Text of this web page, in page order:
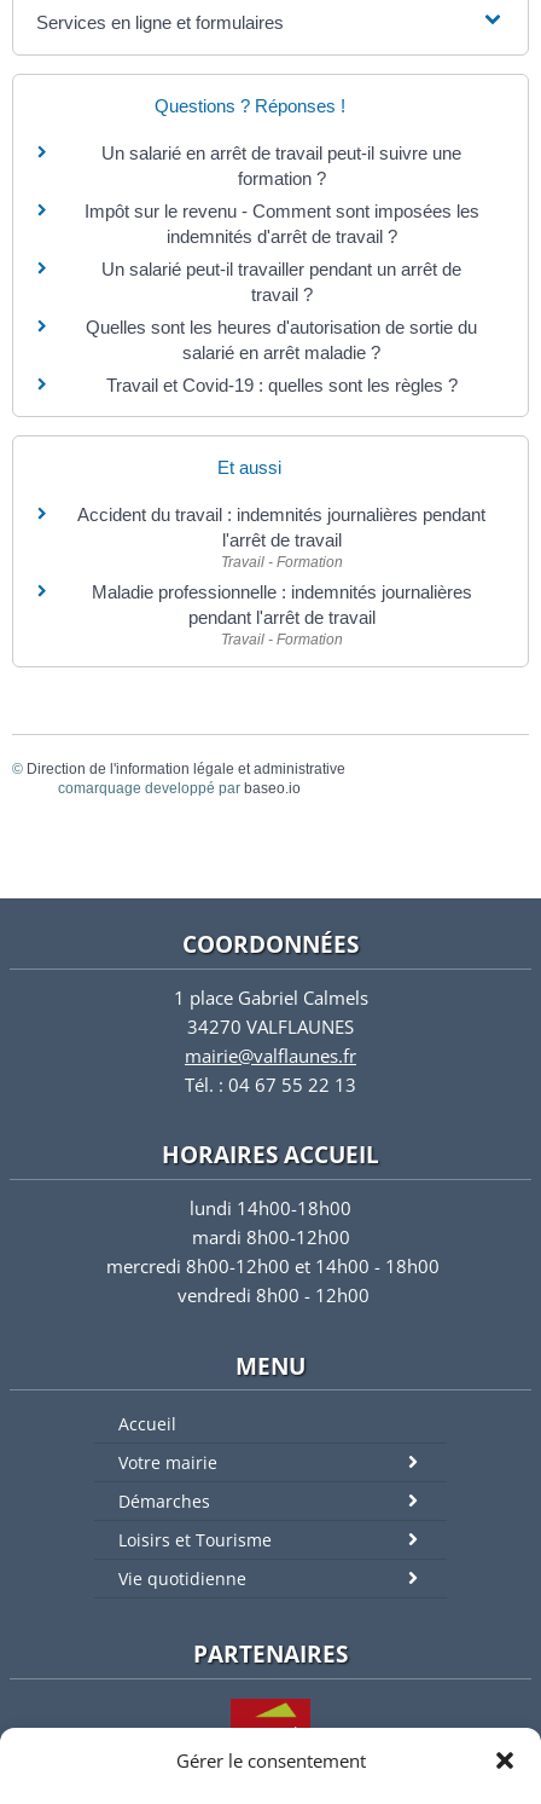
Gérer le consentement
Services en ligne et formulaires
Questions ? Réponses !
Un salarié en arrêt de travail peut-il suivre une
formation ?
Impôt sur le revenu - Comment sont imposées les
indemnités d'arrêt de travail ?
Un salarié peut-il travailler pendant un arrêt de
travail ?
Quelles sont les heures d'autorisation de sortie du
salarié en arrêt maladie ?
Travail et Covid-19 : quelles sont les règles ?
Et aussi
Accident du travail : indemnités journalières pendant
l'arrêt de travail
Travail - Formation
Maladie professionnelle : indemnités journalières
pendant l'arrêt de travail
Travail - Formation
© Direction de l'information légale et administrative
comarquage developpé par baseo.io
COORDONNÉES
1 place Gabriel Calmels
34270 VALFLAUNES
mairie@valflaunes.fr
Tél. : 04 67 55 22 13
HORAIRES ACCUEIL
lundi 14h00-18h00
mardi 8h00-12h00
mercredi 8h00-12h00 et 14h00 - 18h00
vendredi 8h00 - 12h00
MENU
Accueil
Votre mairie
Démarches
Loisirs et Tourisme
Vie quotidienne
PARTENAIRES